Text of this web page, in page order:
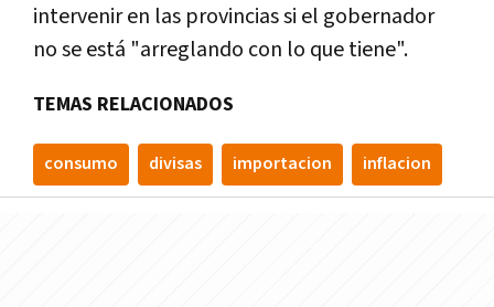
intervenir en las provincias si el gobernador
no se está "arreglando con lo que tiene".
TEMAS RELACIONADOS
consumo divisas importacion inflacion